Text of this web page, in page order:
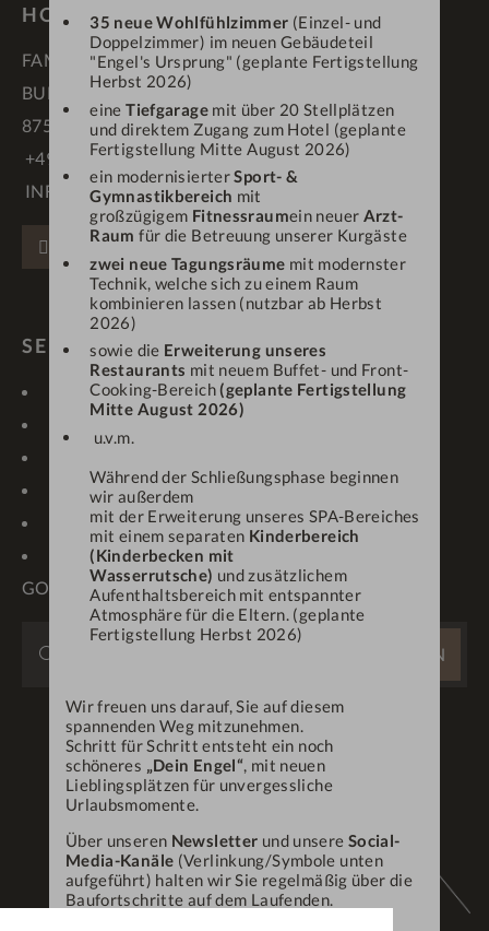
35 neue Wohlfühlzimmer (Einzel- und
Doppelzimmer) im neuen Gebäudeteil
"Engel's Ursprung" (geplante Fertigstellung
Herbst 2026)
eineTiefgaragemit über 20 Stellplätzen
und direktem Zugang zum Hotel (geplante
Fertigstellung Mitte August 2026)
ein modernisierterSport- &
Gymnastikbereich mit
großzügigem Fitnessraumein neuer Arzt-
Raum für die Betreuung unserer Kurgäste
zwei neue Tagungsräume mit modernster
Technik, welche sich zu einem Raum
kombinieren lassen (nutzbar ab Herbst
2026)
sowie die Erweiterung unseres
Restaurants mit neuem Buffet- und Front-
Cooking-Bereich(geplante Fertigstellung
Mitte August 2026)
u.v.m.
Während der Schließungsphase beginnen
wir außerdem
mit der Erweiterung unseres SPA-Bereiches
mit einem separaten Kinderbereich
(Kinderbecken mit
Wasserrutsche) und zusätzlichem
Aufenthaltsbereich mit entspannter
Atmosphäre für die Eltern. (geplante
Fertigstellung Herbst 2026)
Wir freuen uns darauf, Sie auf diesem
spannenden Weg mitzunehmen.
Schritt für Schritt entsteht ein noch
schöneres
„Dein Engel“ , mit neuen
Lieblingsplätzen für unvergessliche
Urlaubsmomente.
Über unseren Newsletter und unsere Social-
Media-Kanäle (Verlinkung/Symbole unten
aufgeführt) halten wir Sie regelmäßig über die
Baufortschritte auf dem Laufenden.
HOTEL DEIN ENGEL ****S
FAMILIE SCHÄDLER
BUFLINGS 3
87534 OBERSTAUFEN
+49 83 86 70 90
INFO@DEINENGEL.DE
FACEBOOKINSTAGRAMPINTEREST
SERVICE & LINKS
KONTAKT
LAGE & ANREISE
GUTSCHEINE
KARRIERE
PROSPEKTE
ONLINE-CHECK-IN
ANFRAGEN
OBERSTAUFEN PLUS-
GOLF
WEBSITE
SUCHEN